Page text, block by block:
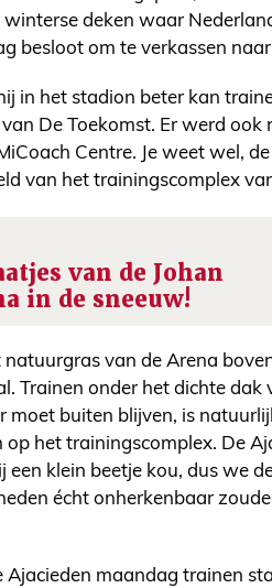
deken waar
besloot om te verkassen naar
in het stadion beter kan
De Toekomst. Er werd ook
Centre. Je weet wel,
van het trainingscomplex
van de Johan
in de sneeuw!
van de Arena
Trainen onder het dichte dak
buiten blijven, is
het trainingscomplex. De
klein beetje kou, dus we
écht onherkenbaar
Ajacieden maandag trainen